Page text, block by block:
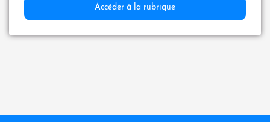
Accéder à la rubrique